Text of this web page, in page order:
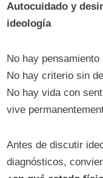
Autocuidado y
ideología
No hay
No hay criterio sin
No hay vida con
vive
Antes de discutir
diagnósticos,